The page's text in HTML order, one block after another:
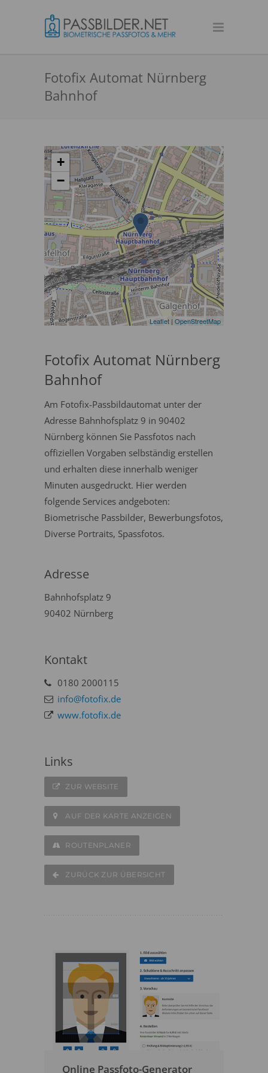
Fotofix Automat Nürnberg
Bahnhof
+
−
Leaflet | OpenStreetMap
Fotofix Automat Nürnberg
Bahnhof
Am Fotofix-Passbildautomat unter der
Adresse Bahnhofsplatz 9 in 90402
Nürnberg können Sie Passfotos nach
offiziellen Vorgaben selbständig erstellen
und erhalten diese innerhalb weniger
Minuten ausgedruckt. Hier werden
folgende Services andgeboten:
Biometrische Passbilder, Bewerbungsfotos,
Diverse Portraits, Spassfotos.
Adresse
Bahnhofsplatz 9
90402 Nürnberg
Kontakt
0180 2000115
info@fotofix.de
www.fotofix.de
Links
ZUR WEBSITE
AUF DER KARTE ANZEIGEN
ROUTENPLANER
ZURÜCK ZUR ÜBERSICHT
Online Passfoto-Generator